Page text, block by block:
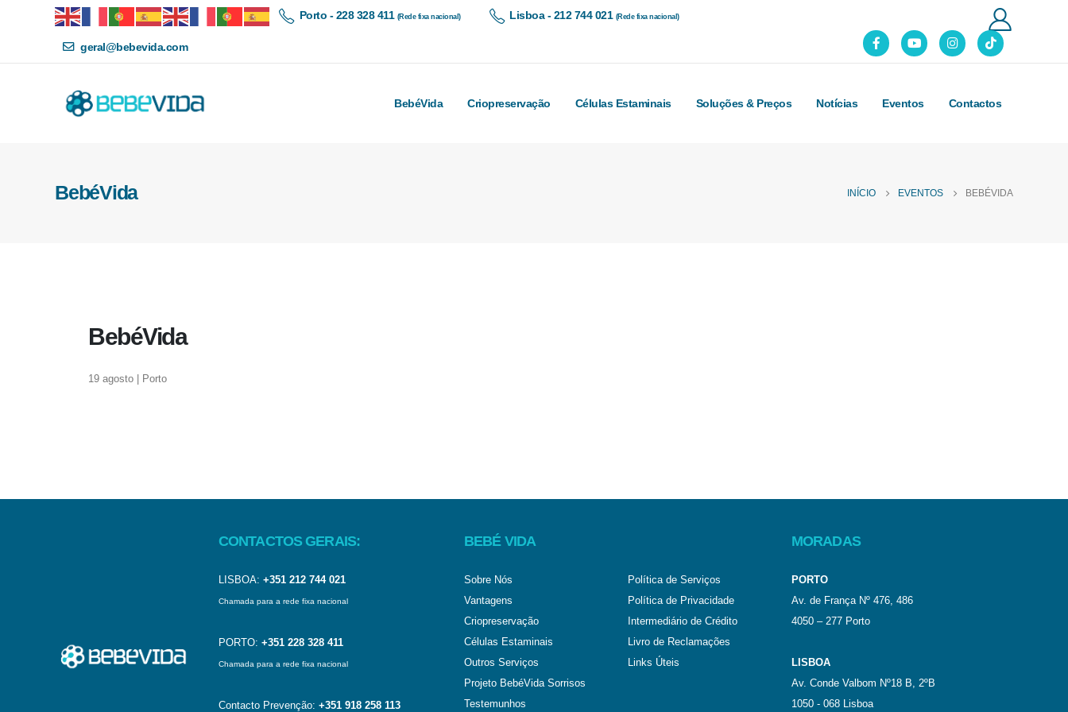
Porto - 228 328 411 (Rede fixa nacional) Lisboa - 212 744 021 (Rede fixa nacional)
geral@bebevida.com
BebéVida Criopreservação Células Estaminais Soluções & Preços Notícias Eventos Contactos
BebéVida INÍCIO EVENTOS BEBÉVIDA
BebéVida
19 agosto | Porto
CONTACTOS GERAIS:
LISBOA: +351 212 744 021
Chamada para a rede fixa nacional
PORTO: +351 228 328 411
Chamada para a rede fixa nacional
Contacto Prevenção: +351 918 258 113
BEBÉ VIDA
Sobre Nós
Vantagens
Criopreservação
Células Estaminais
Outros Serviços
Projeto BebéVida Sorrisos
Testemunhos
Política de Serviços
Política de Privacidade
Intermediário de Crédito
Livro de Reclamações
Links Úteis
MORADAS
PORTO
Av. de França Nº 476, 486
4050 – 277 Porto
LISBOA
Av. Conde Valbom Nº18 B, 2ºB
1050 - 068 Lisboa